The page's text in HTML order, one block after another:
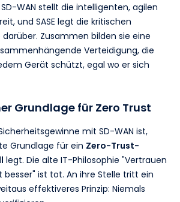
WAN stellt die intelligenten, agilen
und SASE legt die kritischen
Zusammen bilden sie eine
Verteidigung, die
Gerät schützt, egal wo er sich
Grundlage für Zero Trust
mit SD-WAN ist,
Grundlage für ein Zero-Trust-
legt. Die alte IT-Philosophie "Vertrauen
besser" ist tot. An ihre Stelle tritt ein
effektiveres Prinzip: Niemals